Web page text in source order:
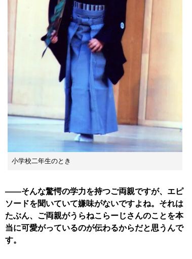
小学校二年生のとき
――そんな驚愕の学力を持つご両親ですが、エピ
ソードを聞いていて嫌味がないですよね。それは
たぶん、ご両親がうらねこらーじさんのことを本
当に可愛がっているのが伝わるからだと思うんで
す。